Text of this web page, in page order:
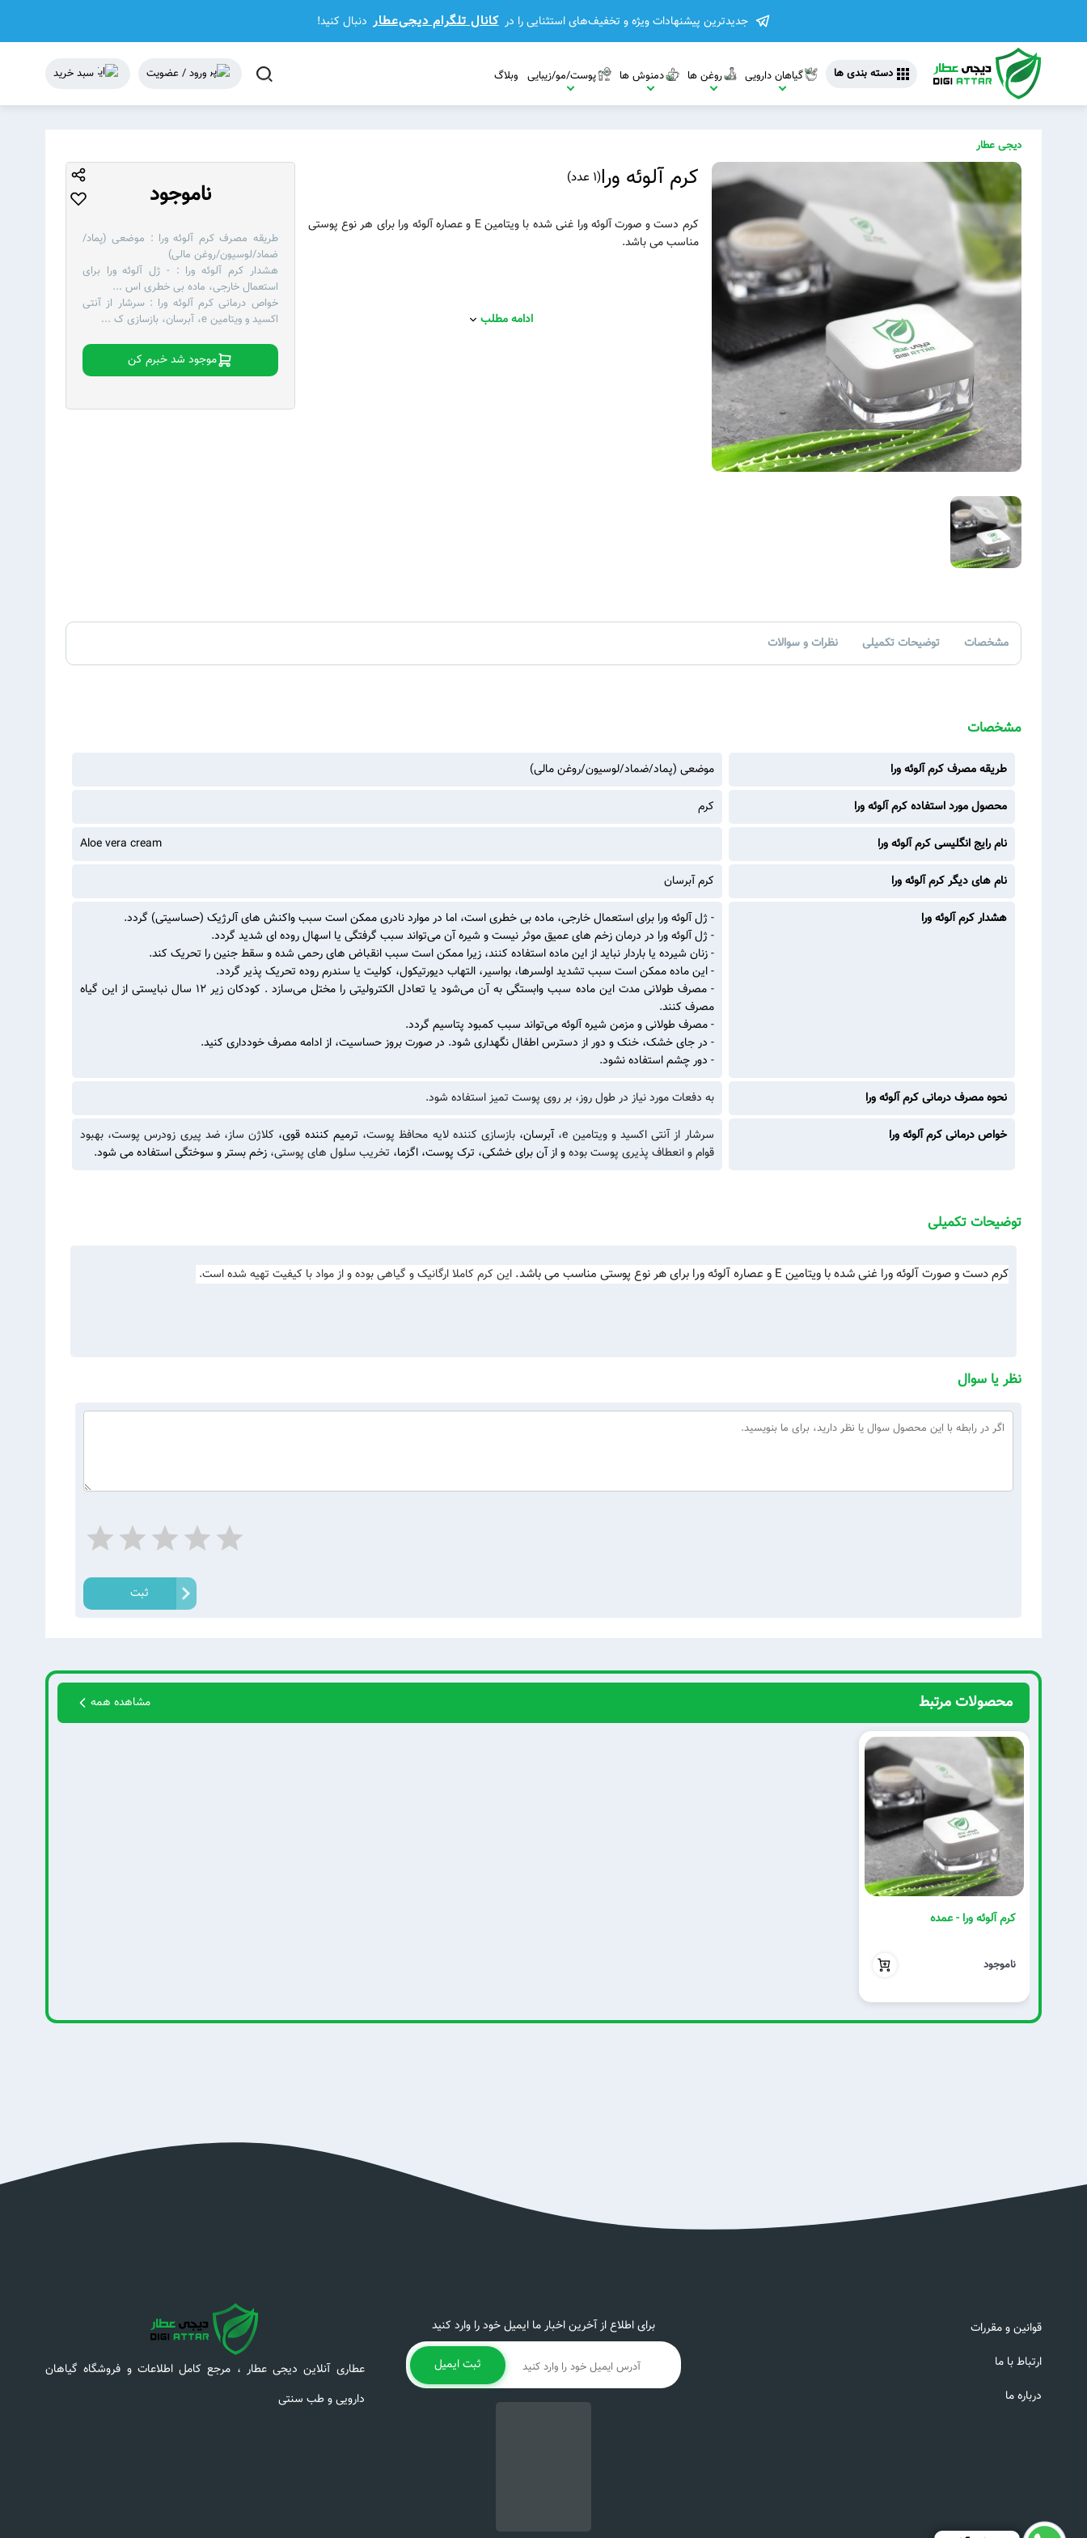
جدیدترین پیشنهادات ویژه و تخفیف‌های استثنایی را در کانال تلگرام دیجی‌عطار دنبال کنید!
دسته بندی ها گیاهان دارویی
مشاهده بیشتر
مشاهده بیشتر
روغن ها دمنوش ها پوست/مو/زیبایی وبلاگ ورود / عضویت سبد خرید
دیجی عطار
کرم آلوئه ورا(1 عدد )
کرم دست و صورت آلوئه ورا غنی شده با ویتامین E و عصاره آلوئه ورا برای هر نوع پوستی
مناسب می باشد.
ادامه مطلب
ناموجود
طریقه مصرف کرم آلوئه ورا : موضعی (پماد/
ضماد/لوسیون/روغن مالی)
هشدار کرم آلوئه ورا : - ژل آلوئه ورا برای
استعمال خارجی، ماده بی خطری اس ...
خواص درمانی کرم آلوئه ورا :سرشار از آنتی
اکسید و ویتامین e، آبرسان، بازسازی ک
...
موجود شد خبرم کن
مشخصات توضیحات تکمیلی نظرات و سوالات
مشخصات
طریقه مصرف کرم آلوئه ورا موضعی (پماد/ضماد/لوسیون/روغن مالی)
محصول مورد استفاده کرم آلوئه ورا کرم
نام رایج انگلیسی کرم آلوئه ورا Aloe vera cream
نام های دیگر کرم آلوئه ورا کرم آبرسان
هشدار کرم آلوئه ورا
- ژل آلوئه ورا برای استعمال خارجی، ماده بی خطری است، اما در موارد نادری ممکن است سبب واکنش های آلرژیک (حساسیتی) گردد.
- ژل آلوئه ورا در درمان زخم های عمیق موثر نیست و شیره آن می‌تواند سبب گرفتگی یا اسهال روده ای شدید گردد.
- زنان شیرده یا باردار نباید از این ماده استفاده کنند، زیرا ممکن است سبب انقباض های رحمی شده و سقط جنین را تحریک کند.
- این ماده ممکن است سبب تشدید اولسرها، بواسیر، التهاب دیورتیکول، کولیت یا سندرم روده تحریک پذیر گردد.
- مصرف طولانی مدت این ماده سبب وابستگی به آن می‌شود یا تعادل الکترولیتی را مختل می‌سازد . کودکان زیر ۱۲ سال نبایستی از این گیاه
مصرف کنند.
- مصرف طولانی و مزمن شیره آلوئه می‌تواند سبب کمبود پتاسیم گردد.
- در جای خشک، خنک و دور از دسترس اطفال نگهداری شود. در صورت بروز حساسیت، از ادامه مصرف خودداری کنید.
- دور چشم استفاده نشود.
نحوه مصرف درمانی کرم آلوئه ورا به دفعات مورد نياز در طول روز، بر روی پوست تميز استفاده شود.
خواص درمانی کرم آلوئه ورا سرشار از آنتی اکسید و ویتامین e، آبرسان،بازسازی کننده لایه محافظ پوست، ترمیم کننده قوی، کلاژن ساز،ضد پیری زودرس پوست، بهبود
قوام و انعطاف پذیری پوست بودهو از آن برای خشکی، ترک پوست، اگزما، تخریب سلول های پوستی، زخم بستر و سوختگی استفاده می شود.
توضیحات تکمیلی
کرم دست و صورت آلوئه ورا غنی شده با ویتامین E و عصاره آلوئه ورا برای هر نوع پوستی مناسب می باشد. این کرم کاملا ارگانیک و گیاهی بوده و از مواد با کیفیت تهیه شده است.
نظر یا سوال
ثبت
محصولات مرتبط مشاهده همه
کرم آلوئه ورا - عمده
ناموجود
قوانین و مقررات
ارتباط با ما
درباره ما
برای اطلاع از آخرین اخبار ما ایمیل خود را وارد کنید
ثبت ایمیل
عطاری آنلاین دیجی عطار ، مرجع کامل اطلاعات و فروشگاه گیاهان
دارویی و طب سنتی